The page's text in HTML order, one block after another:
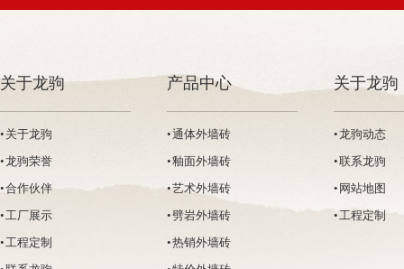
关于龙驹
• 关于龙驹
• 龙驹荣誉
• 合作伙伴
• 工厂展示
• 工程定制
产品中心
• 通体外墙砖
• 釉面外墙砖
• 艺术外墙砖
• 劈岩外墙砖
• 热销外墙砖
关于龙驹
• 龙驹动态
• 联系龙驹
• 网站地图
• 工程定制